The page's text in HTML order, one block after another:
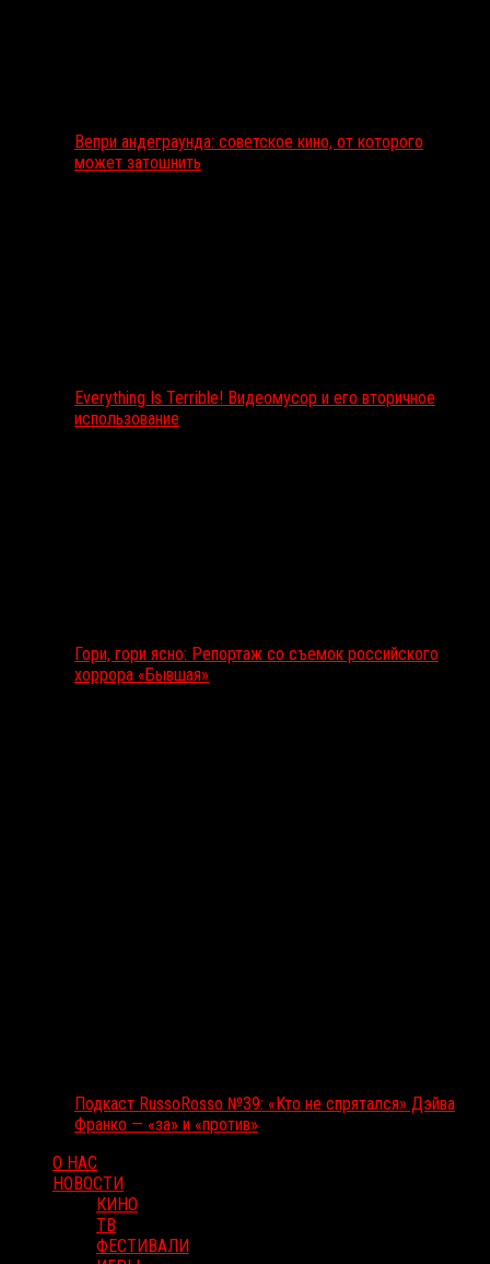
Вепри андеграунда: советское кино, от которого
может затошнить
Everything Is Terrible! Видеомусор и его вторичное
использование
Гори, гори ясно: Репортаж со съемок российского
хоррора «Бывшая»
Подкаст RussoRosso №39: «Кто не спрятался» Дэйва
Франко — «за» и «против»
О НАС
НОВОСТИ
КИНО
ТВ
ФЕСТИВАЛИ